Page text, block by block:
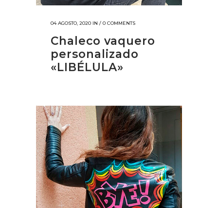
04 AGOSTO, 2020 IN / 0 COMMENTS
Chaleco vaquero
personalizado
«LIBÉLULA»